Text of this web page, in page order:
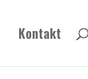
Kontakt